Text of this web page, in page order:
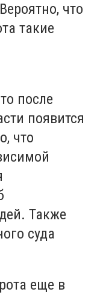
что
такие
после
появится
что
Также
суда
еще в